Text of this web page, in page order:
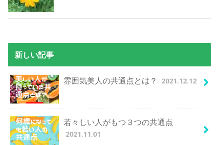
新しい記事
雰囲気美人の共通点とは？ 2021.12.12
若々しい人がもつ３つの共通点
2021.11.01